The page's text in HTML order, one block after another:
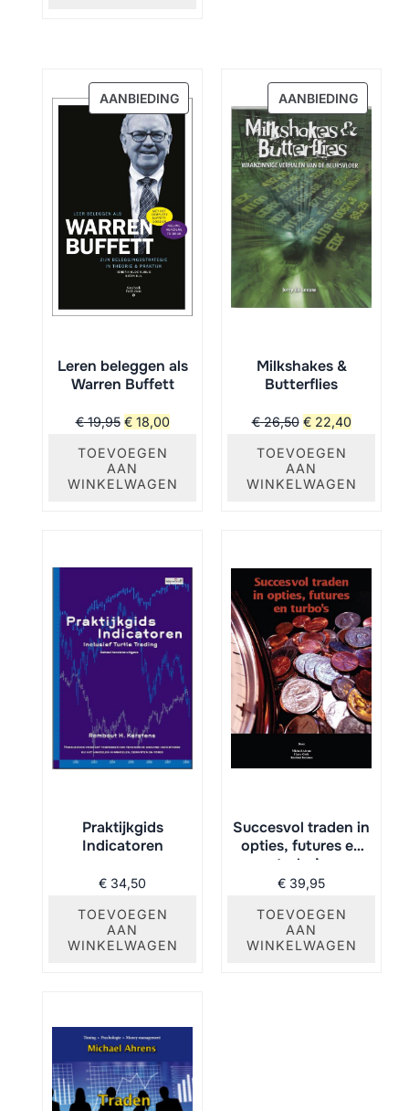
AANBIEDINGPRODUCT
UITVERKOOP
Leren beleggen als
Warren Buffett
€19,95 Oorspronkelijke
prijs
was:
€18,00Huidige
TOEVOEGEN
AAN
WINKELWAGEN
AANBIEDING
DE
Milkshakes &
Butterflies
€26,50 Oorspronkelijke
prijs
was:
€22,40Huidige
TOEVOEGEN
AAN
WINKELWAGEN
Praktijkgids
Indicatoren
€ 34,50
TOEVOEGEN
AAN
WINKELWAGEN
Succesvol traden in
opties, futures en
turbo’s
€ 39,95
TOEVOEGEN
AAN
WINKELWAGEN